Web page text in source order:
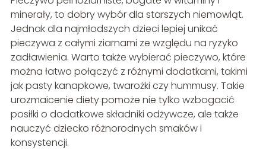
minerały, to dobry wybór dla starszych niemowląt.
Jednak dla najmłodszych dzieci lepiej unikać
pieczywa z całymi ziarnami ze względu na ryzyko
zadławienia. Warto także wybierać pieczywo, które
można łatwo połączyć z różnymi dodatkami, takimi
jak pasty kanapkowe, twarożki czy hummusy. Takie
urozmaicenie diety pomoże nie tylko wzbogacić
posiłki o dodatkowe składniki odżywcze, ale także
nauczyć dziecko różnorodnych smaków i
konsystencji.